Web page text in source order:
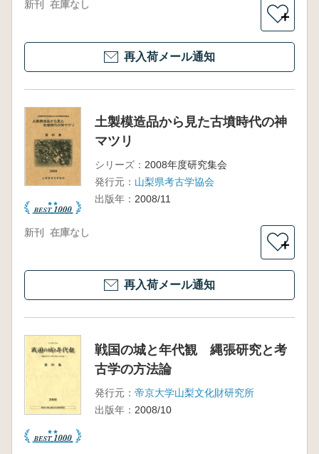
新刊 在庫なし
＋
再入荷メール通知
土製模造品から見た古墳時代の神
マツリ
シリーズ： 2008年度研究集会
発行元： 山梨県考古学協会
出版年： 2008/11
新刊 在庫なし
＋
再入荷メール通知
戦国の城と年代観 縄張研究と考
古学の方法論
発行元： 帝京大学山梨文化財研究所
出版年： 2008/10